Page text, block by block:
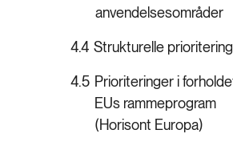
anvendelsesområder
4.4 Strukturelle
4.5 Prioriteringer i
EUs rammeprogram
(Horisont Europa)